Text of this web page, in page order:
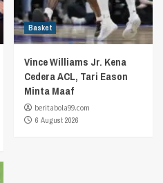
Basket
Vince Williams Jr. Kena
Cedera ACL, Tari Eason
Minta Maaf
beritabola99.com
6 August 2026